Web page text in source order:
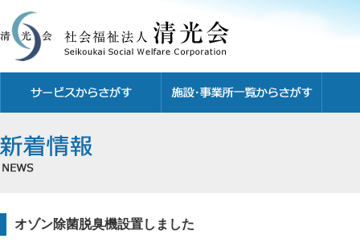
オゾン除菌脱臭機設置しました